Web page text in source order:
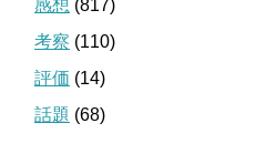
感想 (817)
考察 (110)
評価 (14)
話題 (68)